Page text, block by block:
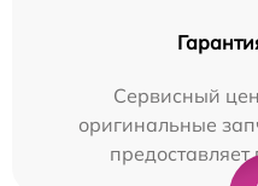
Сервисный
оригинальные